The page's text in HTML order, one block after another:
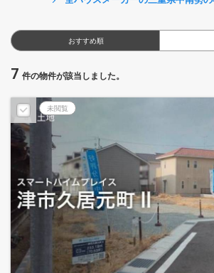
おすすめ順
7 件の物件が該当しました。
未閲覧